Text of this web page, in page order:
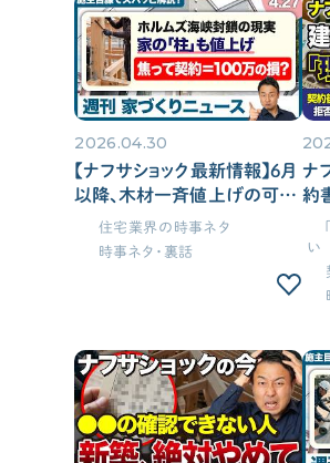
2026.04.30
【ナフサショック最新情報】6月
以降、木材一斉値上げの可能
性。先の見えない今、家づくり
を進めていいのか迷う方へ徹
住宅業界の時事ネタ
時事ネタ・裏話
ナ
約
ル
住
解
い